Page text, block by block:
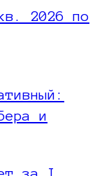
2026 по
и